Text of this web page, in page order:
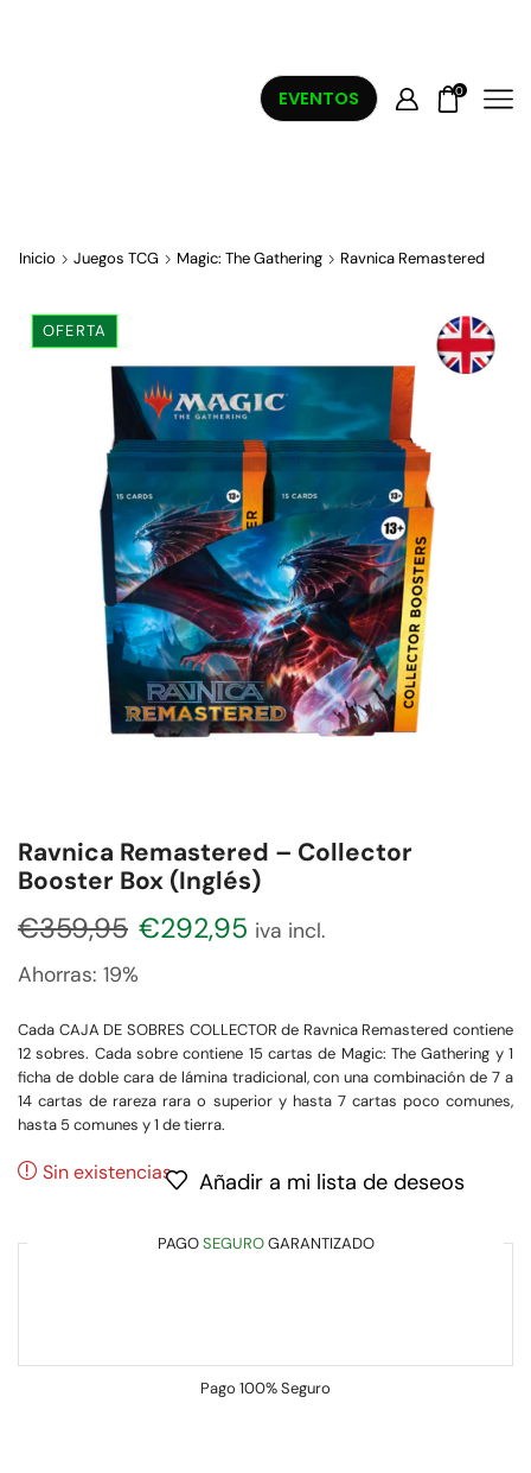
EVENTOS 0
Inicio Juegos TCG Magic: The Gathering Ravnica Remastered
OFERTA
Ravnica Remastered – Collector
Booster Box (Inglés)
€359,95 €292,95 iva incl.
Ahorras: 19%
Cada CAJA DE SOBRES COLLECTOR de Ravnica Remastered contiene
12 sobres. Cada sobre contiene 15 cartas de Magic: The Gathering y 1
ficha de doble cara de lámina tradicional, con una combinación de 7 a
14 cartas de rareza rara o superior y hasta 7 cartas poco comunes,
hasta 5 comunes y 1 de tierra.
Sin existencias Añadir a mi lista de deseos
PAGOSEGUROGARANTIZADO
Pago 100% Seguro